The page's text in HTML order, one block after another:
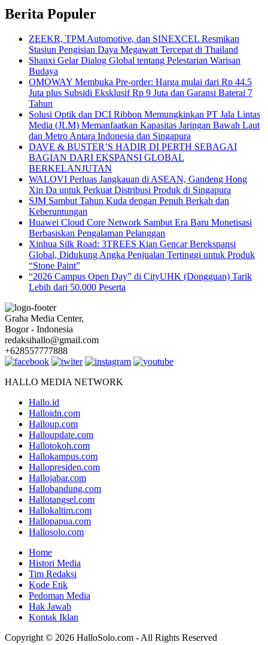
Berita Populer
ZEEKR, TPM Automotive, dan SINEXCEL Resmikan
Stasiun Pengisian Daya Megawatt Tercepat di Thailand
Shanxi Gelar Dialog Global tentang Pelestarian Warisan
Budaya
OMOWAY Membuka Pre-order: Harga mulai dari Rp 44.5
Juta plus Subsidi Eksklusif Rp 9 Juta dan Garansi Baterai 7
Tahun
Solusi Optik dan DCI Ribbon Memungkinkan PT Jala Lintas
Media (JLM) Memanfaatkan Kapasitas Jaringan Bawah Laut
dan Metro Antara Indonesia dan Singapura
DAVE & BUSTER’S HADIR DI PERTH SEBAGAI
BAGIAN DARI EKSPANSI GLOBAL
BERKELANJUTAN
WALOVI Perluas Jangkauan di ASEAN, Gandeng Hong
Xin Da untuk Perkuat Distribusi Produk di Singapura
SJM Sambut Tahun Kuda dengan Penuh Berkah dan
Keberuntungan
Huawei Cloud Core Network Sambut Era Baru Monetisasi
Berbasiskan Pengalaman Pelanggan
Xinhua Silk Road: 3TREES Kian Gencar Berekspansi
Global, Didukung Angka Penjualan Tertinggi untuk Produk
“Stone Paint”
“2026 Campus Open Day” di CityUHK (Dongguan) Tarik
Lebih dari 50.000 Peserta
Graha Media Center,
Bogor - Indonesia
redaksihallo@gmail.com
+628557777888
HALLO MEDIA NETWORK
Hallo.id
Halloidn.com
Halloup.com
Halloupdate.com
Hallotokoh.com
Hallokampus.com
Hallopresiden.com
Hallojabar.com
Hallobandung.com
Hallotangsel.com
Hallokaltim.com
Hallopapua.com
Hallosolo.com
Home
Histori Media
Tim Redaksi
Kode Etik
Pedoman Media
Hak Jawab
Kontak Iklan
Copyright © 2026 HalloSolo.com - All Rights Reserved